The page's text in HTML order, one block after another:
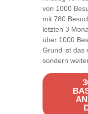
von 1000
mit 780
letzten 3
über 1000
Grund ist das
sondern